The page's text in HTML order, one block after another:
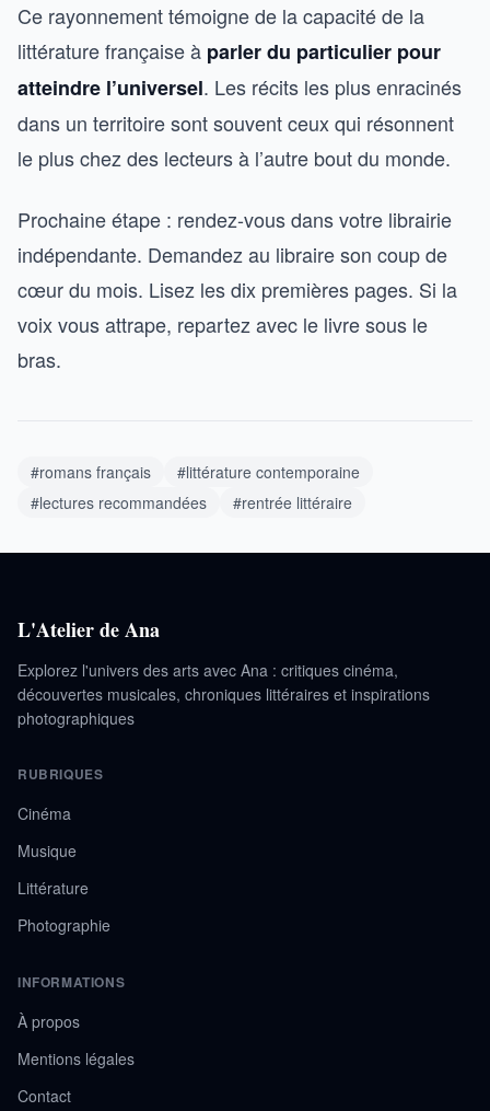
Ce rayonnement témoigne de la capacité de la
littérature française à parler du particulier pour
atteindre l’universel. Les récits les plus enracinés
dans un territoire sont souvent ceux qui résonnent
le plus chez des lecteurs à l’autre bout du monde.
Prochaine étape : rendez-vous dans votre librairie
indépendante. Demandez au libraire son coup de
cœur du mois. Lisez les dix premières pages. Si la
voix vous attrape, repartez avec le livre sous le
bras.
#romans français
#littérature contemporaine
#lectures recommandées
#rentrée littéraire
L'Atelier de Ana
Explorez l'univers des arts avec Ana : critiques cinéma,
découvertes musicales, chroniques littéraires et inspirations
photographiques
RUBRIQUES
Cinéma
Musique
Littérature
Photographie
INFORMATIONS
À propos
Mentions légales
Contact